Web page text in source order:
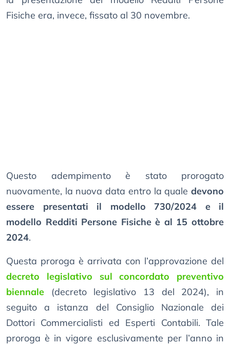
Fisiche era, invece, fissato al 30 novembre.
Questo adempimento è stato prorogato
nuovamente, la nuova data entro la quale devono
essere presentati il modello 730/2024 e il
modello Redditi Persone Fisiche è al 15 ottobre
2024.
Questa proroga è arrivata con l’approvazione del
decreto legislativo sul concordato preventivo
biennale (decreto legislativo 13 del 2024), in
seguito a istanza del Consiglio Nazionale dei
Dottori Commercialisti ed Esperti Contabili. Tale
proroga è in vigore esclusivamente per l’anno in